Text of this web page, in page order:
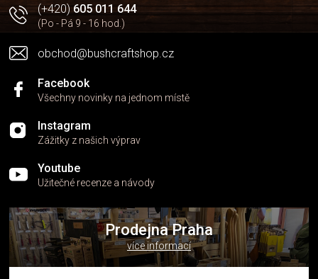
(+420)605 011 644
(Po - Pá 9 - 16 hod.)
obchod@bushcraftshop.cz
Facebook
Všechny novinky na jednom místě
Instagram
Zážitky z našich výprav
Youtube
Užitečné recenze a návody
Prodejna Praha
více informací